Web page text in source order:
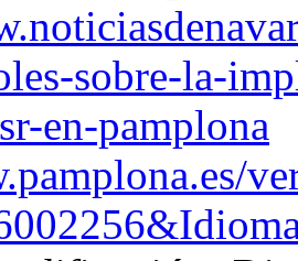
sobre-la-
en-pamplona